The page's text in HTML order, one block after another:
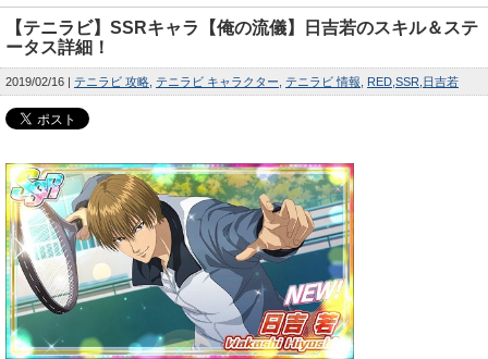
【テニラビ】SSRキャラ【俺の流儀】日吉若のスキル＆ステ
ータス詳細！
2019/02/16 テニラビ 攻略 テニラビ キャラクター テニラビ 情報 RED SSR 日吉若